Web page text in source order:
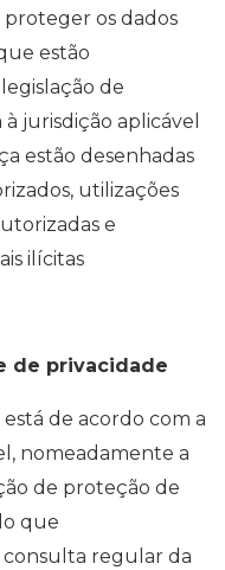
proteger os dados
estão
de
jurisdição aplicável
estão desenhadas
utilizações
e
ilícitas
de privacidade
de acordo com a
nomeadamente a
de proteção de
que
regular da